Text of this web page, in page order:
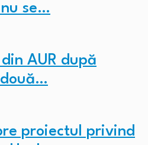
se…
AUR după
proiectul privind